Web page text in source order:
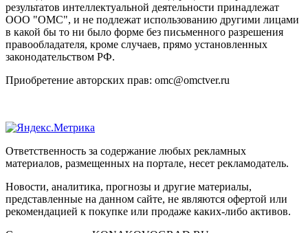
результатов интеллектуальной деятельности принадлежат
ООО "ОМС", и не подлежат использованию другими лицами
в какой бы то ни было форме без письменного разрешения
правообладателя, кроме случаев, прямо установленных
законодательством РФ.
Приобретение авторских прав: omc@omctver.ru
Ответственность за содержание любых рекламных
материалов, размещенных на портале, несет рекламодатель.
Новости, аналитика, прогнозы и другие материалы,
представленные на данном сайте, не являются офертой или
рекомендацией к покупке или продаже каких-либо активов.